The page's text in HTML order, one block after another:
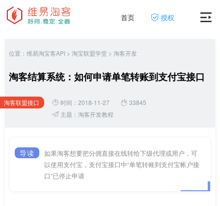
首页 授权
位置： 维易淘宝客API > 淘宝联盟学堂 > 淘客开发
淘客结算系统：如何申请单笔转账到支付宝接口
淘客联盟接口
时间：2018-11-27
33845
主题： 淘客开发教程
导读
如果淘客想要把分佣直接在线转给下级代理或用户，可
以使用支付宝，支付宝接口中“单笔转账到支付宝帐户接
口”已停止申请